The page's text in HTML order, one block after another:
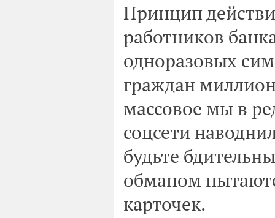
Принцип
работников
одноразовых
граждан
массовое мы в
соцсети
будьте
обманом
карточек.